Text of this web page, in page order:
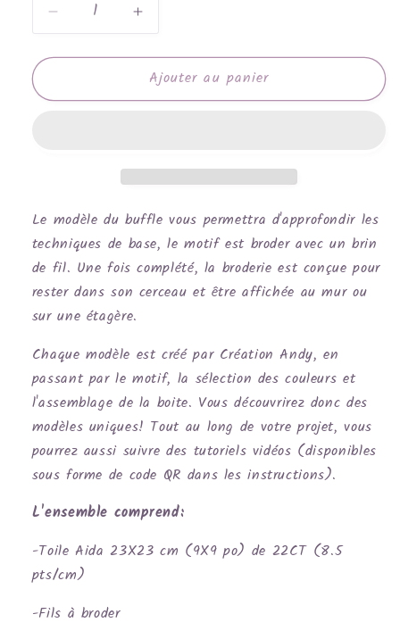
Réduire
la
quantité
Buffle
Augmenter
la
quantité
de
Buffle
Ajouter au panier
Le modèle du buffle vous permettra d'approfondir les
techniques de base, le motif est broder avec un brin
de fil. Une fois complété, la broderie est conçue pour
rester dans son cerceau et être affichée au mur ou
sur une étagère.
Chaque modèle est créé par Création Andy, en
passant par le motif, la sélection des couleurs et
l'assemblage de la boite. Vous découvrirez donc des
modèles uniques! Tout au long de votre projet, vous
pourrez aussi suivre des tutoriels vidéos (disponibles
sous forme de code QR dans les instructions).
L'ensemble comprend:
-Toile Aida 23X23 cm (9X9 po) de 22CT (8.5
pts/cm)
-Fils à broder